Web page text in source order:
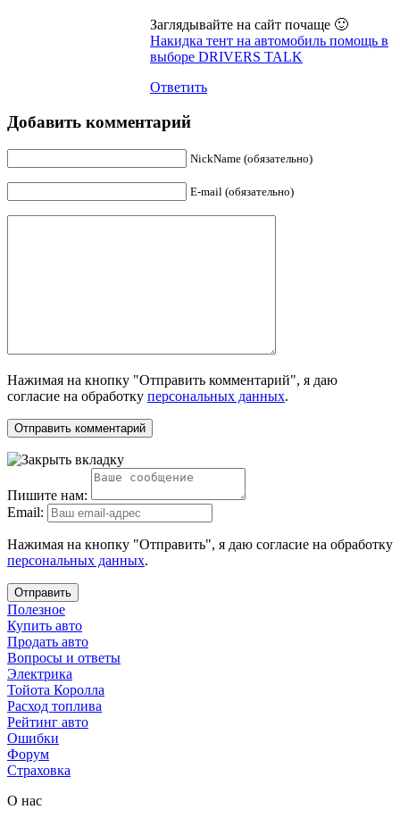
Заглядывайте на сайт почаще 🙂
Накидка тент на автомобиль помощь в
выборе DRIVERS TALK
Ответить
Добавить комментарий
NickName (обязательно)
E-mail (обязательно)
Нажимая на кнопку "Отправить комментарий", я даю
согласие на обработку персональных данных.
Пишите нам:
Email:
Нажимая на кнопку "Отправить", я даю согласие на обработку
персональных данных.
Отправить
Полезное
Купить авто
Продать авто
Вопросы и ответы
Электрика
Тойота Королла
Расход топлива
Рейтинг авто
Ошибки
Форум
Страховка
О нас